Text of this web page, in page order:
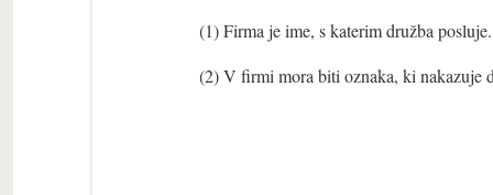
(1) Firma je ime, s katerim družba posluje.
(2) V firmi mora biti oznaka, ki nakazuje